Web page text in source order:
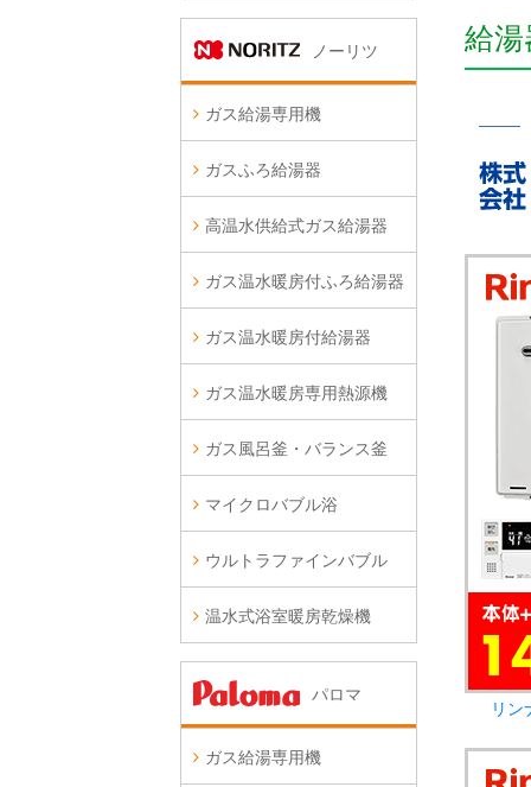
給
リン
ノーリツ
ガス給湯専用機
ガスふろ給湯器
高温水供給式ガス給湯器
ガス温水暖房付ふろ給湯器
ガス温水暖房付給湯器
ガス温水暖房専用熱源機
ガス風呂釜・バランス釜
マイクロバブル浴
ウルトラファインバブル
温水式浴室暖房乾燥機
パロマ
ガス給湯専用機